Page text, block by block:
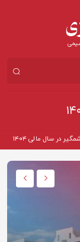
در سال مالی ۱۴۰۴